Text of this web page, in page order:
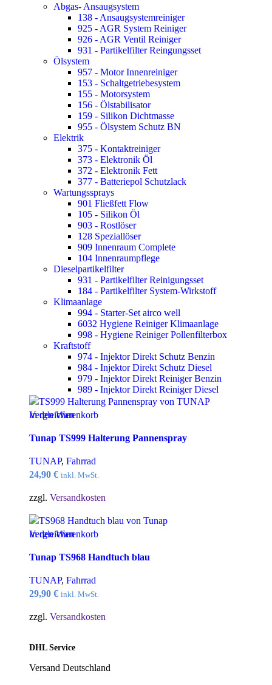
Abgas- Ansaugsystem
138 - Ansaugsystemreiniger
925 - AGR System Reiniger
926 - AGR Ventil Reiniger
931 - Partikelfilter Reingungsset
Ölsystem
957 - Motor Innenreiniger
153 - Schaltgetriebesystem
155 - Motorsystem
156 - Ölstabilisator
159 - Silikon Dichtmasse
955 - Ölsystem Schutz BN
Elektrik
375 - Kontaktreiniger
373 - Elektronik Öl
372 - Elektronik Fett
377 - Batteriepol Schutzlack
Wartungssprays
901 Fließfett Flow
105 - Silikon Öl
903 - Rostlöser
128 Speziallöser
909 Innenraum Complete
104 Innenraumpflege
Dieselpartikelfilter
931 - Partikelfilter Reinigungsset
184 - Partikelfilter System-Wirkstoff
Klimaanlage
994 - Starter-Set airco well
6032 Hygiene Reiniger Klimaanlage
998 - Hygiene Reiniger Pollenfilterbox
Kraftstoff
974 - Injektor Direkt Schutz Benzin
984 - Injektor Direkt Schutz Diesel
979 - Injektor Direkt Reiniger Benzin
989 - Injektor Direkt Reiniger Diesel
Vergleichen
zur Wunschliste
In den Warenkorb
Tunap TS999 Halterung Pannenspray
TUNAP, Fahrrad
24,90 € inkl. MwSt.
zzgl. Versandkosten
Vergleichen
zur Wunschliste
In den Warenkorb
Tunap TS968 Handtuch blau
TUNAP, Fahrrad
29,90 € inkl. MwSt.
zzgl. Versandkosten
DHL Service
Versand Deutschland